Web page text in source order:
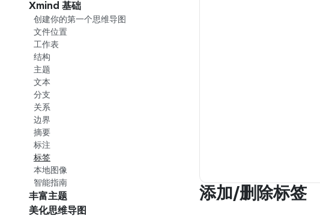
Xmind 基础
创建你的第一个思维导图
文件位置
工作表
结构
主题
文本
分支
关系
边界
摘要
标注
标签
本地图像
智能指南
丰富主题
美化思维导图
添加/删除标签